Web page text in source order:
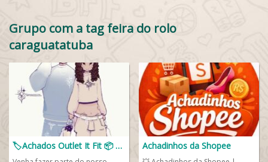
Grupo com a tag feira do rolo
caraguatatuba
🏷️Achados Outlet It Fit 📦 📲 🛒 Achadinhos da Shopee